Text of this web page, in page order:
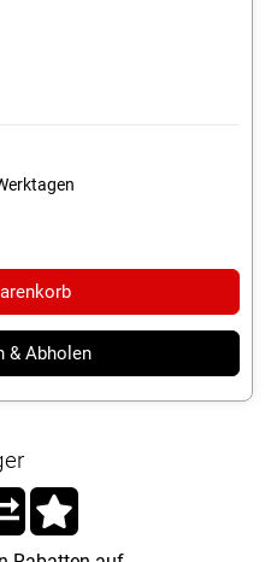
& Abholen